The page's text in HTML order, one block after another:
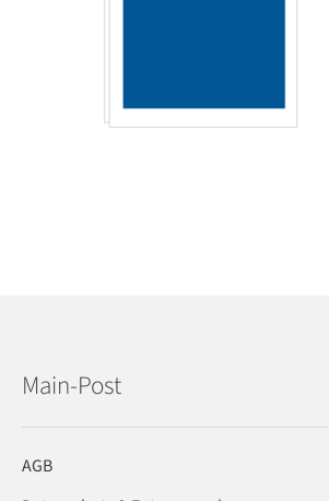
Main-Post
AGB